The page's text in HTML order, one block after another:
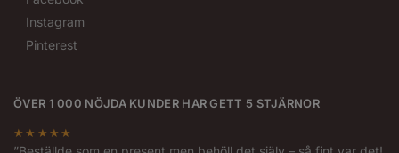
Instagram
Pinterest
ÖVER 1 000 NÖJDA KUNDER HAR GETT 5 STJÄRNOR
★★★★★